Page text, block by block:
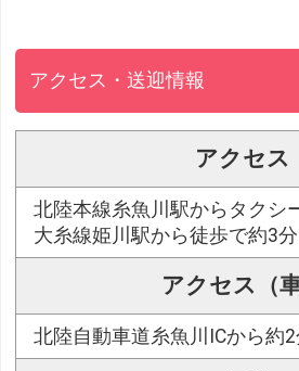
アクセス・送迎情報
アクセス
北陸本線糸魚川駅からタクシ
大糸線姫川駅から徒歩で約3分
アクセス（車
北陸自動車道糸魚川ICから約2